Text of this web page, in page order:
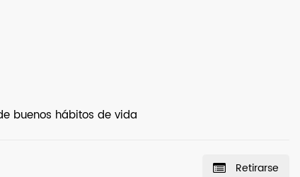
buenos hábitos de vida
Retirarse